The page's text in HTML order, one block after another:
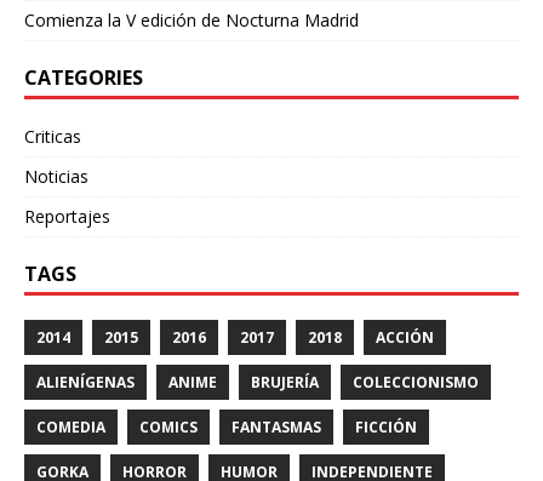
Comienza la V edición de Nocturna Madrid
CATEGORIES
Criticas
Noticias
Reportajes
TAGS
2014 2015 2016 2017 2018 ACCIÓN
ALIENÍGENAS ANIME BRUJERÍA COLECCIONISMO
COMEDIA COMICS FANTASMAS FICCIÓN
GORKA HORROR HUMOR INDEPENDIENTE